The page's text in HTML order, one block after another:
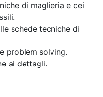
di maglieria e dei
schede tecniche di
problem solving.
ai dettagli.